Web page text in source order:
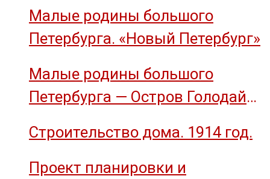
Малые родины большого
Петербурга. «Новый Петербург»
Малые родины большого
Петербурга — Остров Голодай
Строительство дома. 1914 год.
Проект планировки и